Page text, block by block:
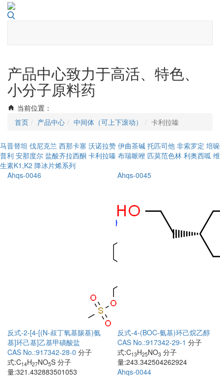
Toggle
产品中心致力于高活、特色、
小分子原料药
当前位置：
首页
产品中心 中间体（可上下滚动） 卡利拉嗪
马昔替坦 伐尼克兰 西那卡塞 沃诺拉赞 伊曲茶碱 托匹司他 非索罗定 培哚
普利 安那度尔 盐酸齐拉西酮 卡利拉嗪 布瑞哌唑 匹莫范色林 利奥西呱 维
生素K1,K2 降冰片烯系列
Ahqs-0046
反式-2-[4-[(N-叔丁氧基羰基)氨
基]环己基]乙基甲磺酸盐
CAS No.:917342-28-0 分子
式:C14H27NO5S 分子
量:321.432883501053
Ahqs-0045
反式-4-(BOC-氨基)环己烷乙醇
CAS No.:917342-29-1 分子
式:C13H25NO3 分子
量:243.342504262924
Ahqs-0044